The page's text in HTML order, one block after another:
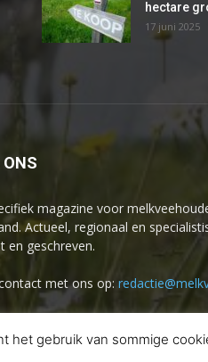
hectare
17 juni 2025
ONS
magazine voor
Actueel, regionaal en
en geschreven.
met ons op:
het gebruik van sommige